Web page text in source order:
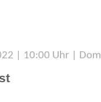
| 10:00 Uhr | Dom